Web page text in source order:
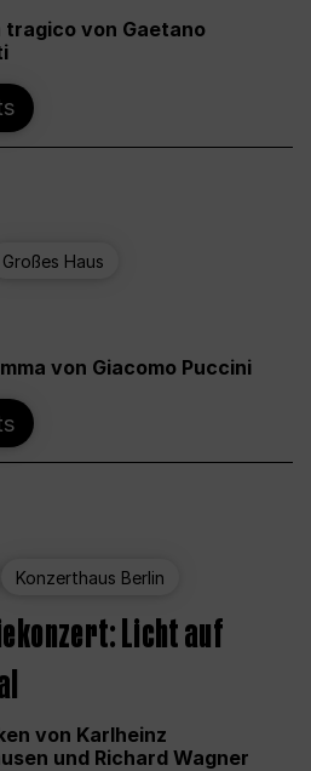
tragico von Gaetano
Großes Haus
von Giacomo Puccini
Konzerthaus Berlin
Licht auf
von Karlheinz
und Richard Wagner